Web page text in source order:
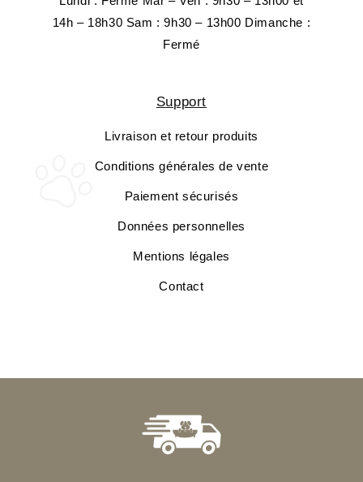
14h – 18h30 Sam : 9h30 – 13h00 Dimanche :
Fermé
Support
Livraison et retour produits
Conditions générales de vente
Paiement sécurisés
Données personnelles
Mentions légales
Contact